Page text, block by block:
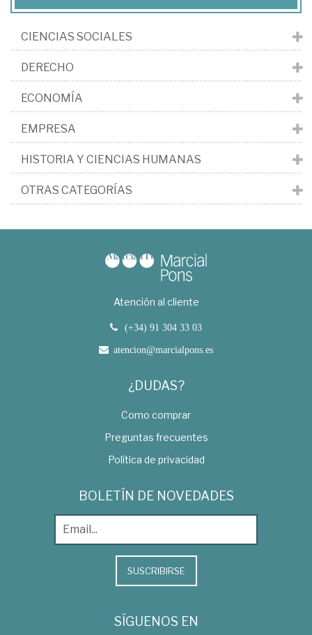
CIENCIAS SOCIALES
DERECHO
ECONOMÍA
EMPRESA
HISTORIA Y CIENCIAS HUMANAS
OTRAS CATEGORÍAS
Atención al cliente
(+34) 91 304 33 03
atencion@marcialpons.es
¿DUDAS?
Como comprar
Preguntas frecuentes
Política de privacidad
BOLETÍN DE NOVEDADES
SUSCRIBIRSE
SÍGUENOS EN